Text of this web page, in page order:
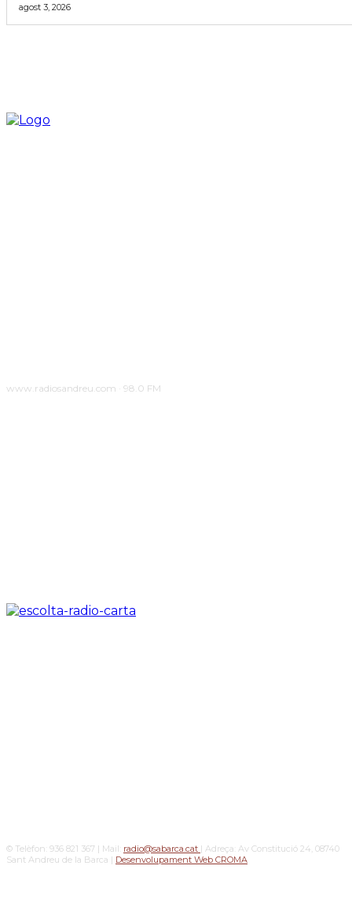
agost 3, 2026
www.radiosandreu.com · 98.0 FM
© Telèfon: 936 821 367 | Mail: radio@sabarca.cat | Adreça: Av Constitució 24, 08740
Sant Andreu de la Barca | Desenvolupament Web CROMA